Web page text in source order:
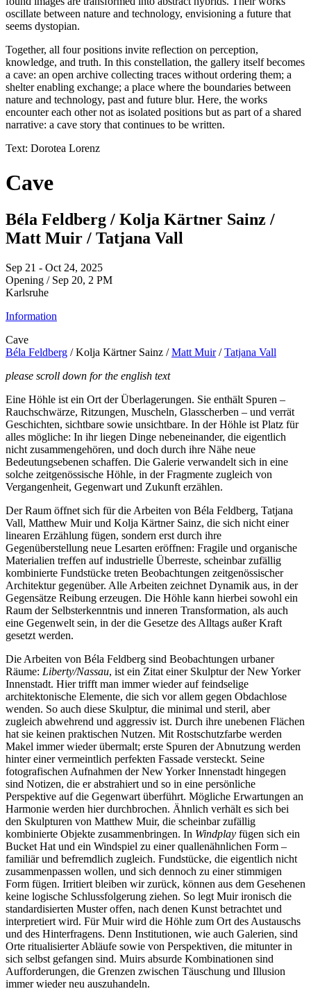
oscillate between nature and technology, envisioning a future that
seems dystopian.
Together, all four positions invite reflection on perception,
knowledge, and truth. In this constellation, the gallery itself becomes
a cave: an open archive collecting traces without ordering them; a
shelter enabling exchange; a place where the boundaries between
nature and technology, past and future blur. Here, the works
encounter each other not as isolated positions but as part of a shared
narrative: a cave story that continues to be written.
Text: Dorotea Lorenz
Cave
Béla Feldberg / Kolja Kärtner Sainz /
Matt Muir / Tatjana Vall
Sep 21 - Oct 24, 2025
Opening / Sep 20, 2 PM
Karlsruhe
Information
Cave
Béla Feldberg / Kolja Kärtner Sainz /Matt Muir/Tatjana Vall
please scroll down for the english text
Eine Höhle ist ein Ort der Überlagerungen. Sie enthält Spuren –
Rauchschwärze, Ritzungen, Muscheln, Glasscherben – und verrät
Geschichten, sichtbare sowie unsichtbare. In der Höhle ist Platz für
alles mögliche: In ihr liegen Dinge nebeneinander, die eigentlich
nicht zusammengehören, und doch durch ihre Nähe neue
Bedeutungsebenen schaffen. Die Galerie verwandelt sich in eine
solche zeitgenössische Höhle, in der Fragmente zugleich von
Vergangenheit, Gegenwart und Zukunft erzählen.
Der Raum öffnet sich für die Arbeiten von Béla Feldberg, Tatjana
Vall, Matthew Muir und Kolja Kärtner Sainz, die sich nicht einer
linearen Erzählung fügen, sondern erst durch ihre
Gegenüberstellung neue Lesarten eröffnen: Fragile und organische
Materialien treffen auf industrielle Überreste, scheinbar zufällig
kombinierte Fundstücke treten Beobachtungen zeitgenössischer
Architektur gegenüber. Alle Arbeiten zeichnet Dynamik aus, in der
Gegensätze Reibung erzeugen. Die Höhle kann hierbei sowohl ein
Raum der Selbsterkenntnis und inneren Transformation, als auch
eine Gegenwelt sein, in der die Gesetze des Alltags außer Kraft
gesetzt werden.
Die Arbeiten von Béla Feldberg sind Beobachtungen urbaner
Räume: Liberty/Nassau, ist ein Zitat einer Skulptur der New Yorker
Innenstadt. Hier trifft man immer wieder auf feindselige
architektonische Elemente, die sich vor allem gegen Obdachlose
wenden. So auch diese Skulptur, die minimal und steril, aber
zugleich abwehrend und aggressiv ist. Durch ihre unebenen Flächen
hat sie keinen praktischen Nutzen. Mit Rostschutzfarbe werden
Makel immer wieder übermalt; erste Spuren der Abnutzung werden
hinter einer vermeintlich perfekten Fassade versteckt. Seine
fotografischen Aufnahmen der New Yorker Innenstadt hingegen
sind Notizen, die er abstrahiert und so in eine persönliche
Perspektive auf die Gegenwart überführt. Mögliche Erwartungen an
Harmonie werden hier durchbrochen. Ähnlich verhält es sich bei
den Skulpturen von Matthew Muir, die scheinbar zufällig
kombinierte Objekte zusammenbringen. In Windplay fügen sich ein
Bucket Hat und ein Windspiel zu einer quallenähnlichen Form –
familiär und befremdlich zugleich. Fundstücke, die eigentlich nicht
zusammenpassen wollen, und sich dennoch zu einer stimmigen
Form fügen. Irritiert bleiben wir zurück, können aus dem Gesehenen
keine logische Schlussfolgerung ziehen. So legt Muir ironisch die
standardisierten Muster offen, nach denen Kunst betrachtet und
interpretiert wird. Für Muir wird die Höhle zum Ort des Austauschs
und des Hinterfragens. Denn Institutionen, wie auch Galerien, sind
Orte ritualisierter Abläufe sowie von Perspektiven, die mitunter in
sich selbst gefangen sind. Muirs absurde Kombinationen sind
Aufforderungen, die Grenzen zwischen Täuschung und Illusion
immer wieder neu auszuhandeln.